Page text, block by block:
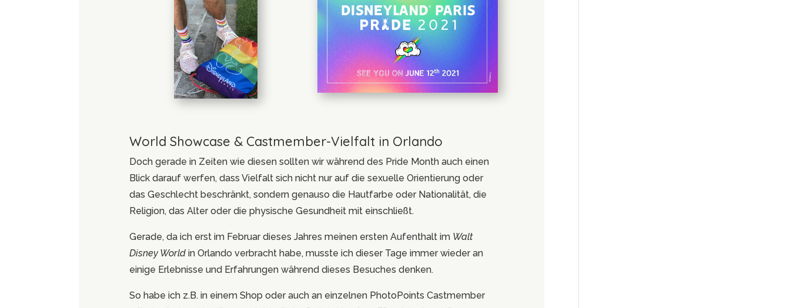
World Showcase & Castmember-Vielfalt in Orlando
Doch gerade in Zeiten wie diesen sollten wir während des Pride Month auch einen
Blick darauf werfen, dass Vielfalt sich nicht nur auf die sexuelle Orientierung oder
das Geschlecht beschränkt, sondern genauso die Hautfarbe oder Nationalität, die
Religion, das Alter oder die physische Gesundheit mit einschließt.
Gerade, da ich erst im Februar dieses Jahres meinen ersten Aufenthalt im Walt
Disney World in Orlando verbracht habe, musste ich dieser Tage immer wieder an
einige Erlebnisse und Erfahrungen während dieses Besuches denken.
So habe ich z.B. in einem Shop oder auch an einzelnen PhotoPoints Castmember